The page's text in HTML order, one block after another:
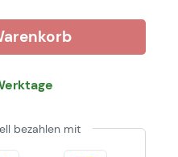
bezahlen mit